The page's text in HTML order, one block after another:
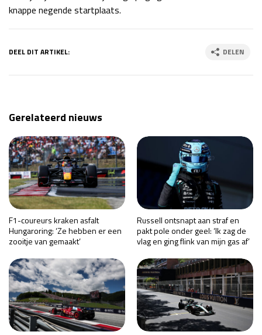
knappe negende startplaats.
DEEL DIT ARTIKEL: DELEN
Gerelateerd nieuws
F1-coureurs kraken asfalt
Hungaroring: ‘Ze hebben er een
zooitje van gemaakt’
Russell ontsnapt aan straf en
pakt pole onder geel: ‘Ik zag de
vlag en ging flink van mijn gas af’